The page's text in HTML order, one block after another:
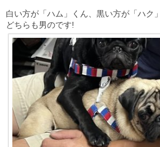
白い方が「ハム」くん、黒い方が「ハク
どちらも男のです!